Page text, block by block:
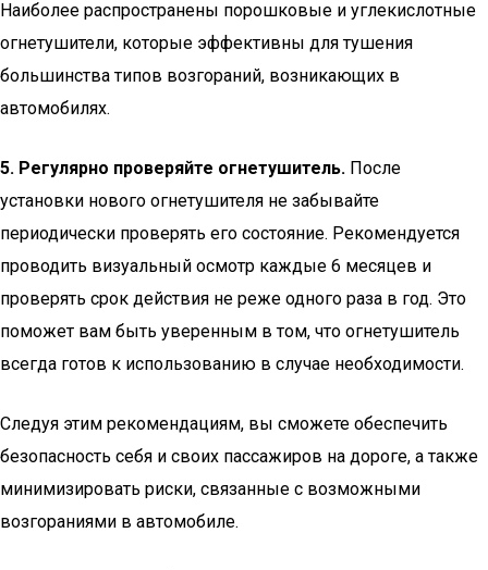
Наиболее распространены порошковые и углекислотные
огнетушители, которые эффективны для тушения
большинства типов возгораний, возникающих в
автомобилях.
5. Регулярно проверяйте огнетушитель. После
установки нового огнетушителя не забывайте
периодически проверять его состояние. Рекомендуется
проводить визуальный осмотр каждые 6 месяцев и
проверять срок действия не реже одного раза в год. Это
поможет вам быть уверенным в том, что огнетушитель
всегда готов к использованию в случае необходимости.
Следуя этим рекомендациям, вы сможете обеспечить
безопасность себя и своих пассажиров на дороге, а также
минимизировать риски, связанные с возможными
возгораниями в автомобиле.